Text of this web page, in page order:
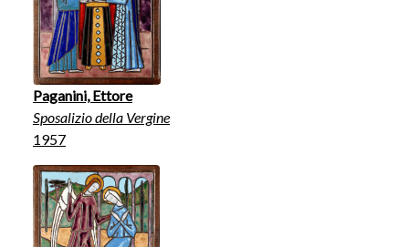
Paganini, Ettore
Sposalizio della Vergine
1957